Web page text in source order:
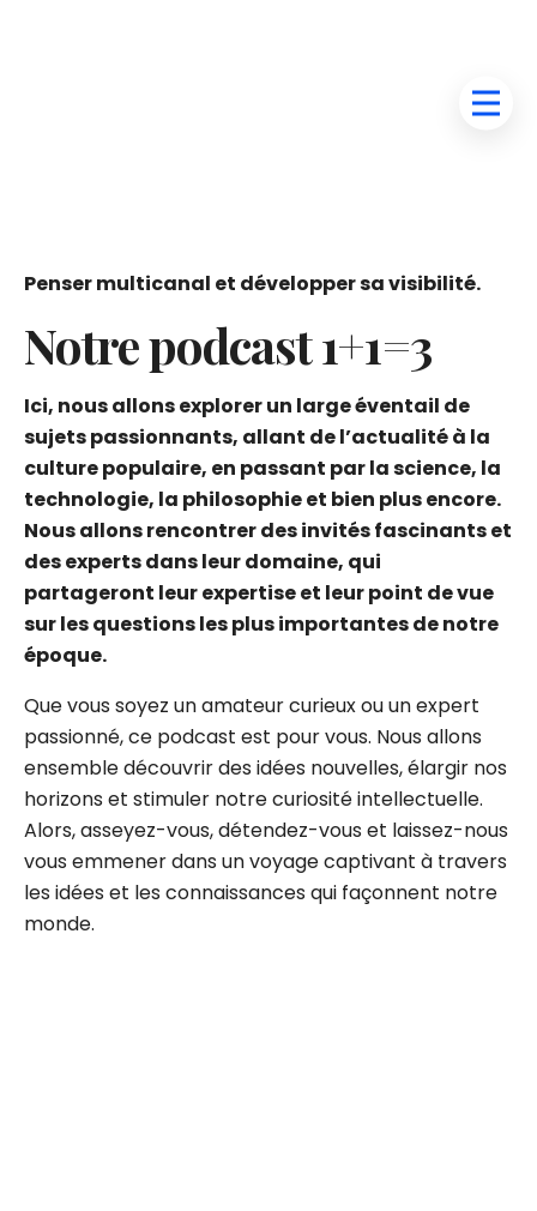
Penser multicanal et développer sa visibilité.
Notre podcast 1+1=3
Ici, nous allons explorer un large éventail de
sujets passionnants, allant de l’actualité à la
culture populaire, en passant par la science, la
technologie, la philosophie et bien plus encore.
Nous allons rencontrer des invités fascinants et
des experts dans leur domaine, qui
partageront leur expertise et leur point de vue
sur les questions les plus importantes de notre
époque.
Que vous soyez un amateur curieux ou un expert
passionné, ce podcast est pour vous. Nous allons
ensemble découvrir des idées nouvelles, élargir nos
horizons et stimuler notre curiosité intellectuelle.
Alors, asseyez-vous, détendez-vous et laissez-nous
vous emmener dans un voyage captivant à travers
les idées et les connaissances qui façonnent notre
monde.